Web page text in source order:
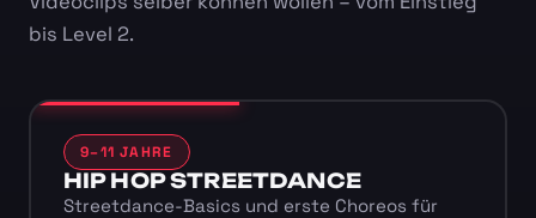
bis Level 2.
9–11 JAHRE
HIP HOP STREETDANCE
Streetdance-Basics und erste Choreos für